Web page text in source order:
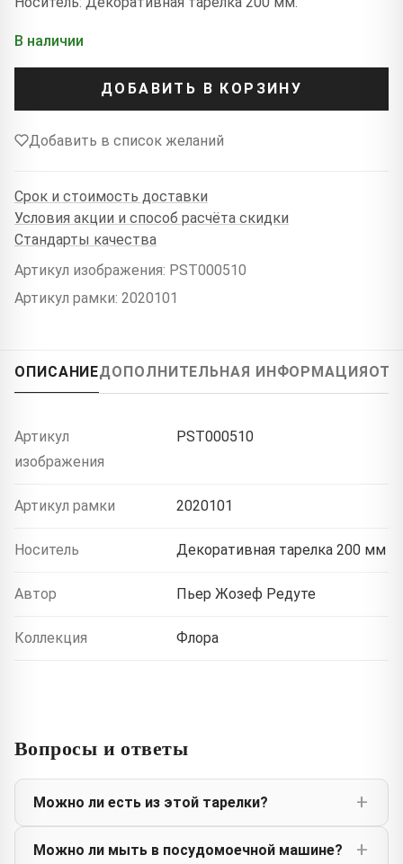
В наличии
ДОБАВИТЬ В КОРЗИНУ
Добавить в список желаний
Срок и стоимость доставки
Условия акции и способ расчёта скидки
Стандарты качества
Артикул изображения: PST000510
Артикул рамки: 2020101
ОПИСАНИЕДОПОЛНИТЕЛЬНАЯ ИНФОРМАЦИЯ
Артикул
изображения
PST000510
Артикул рамки 2020101
Носитель Декоративная тарелка 200 мм
Автор Пьер Жозеф Редуте
Коллекция Флора
Вопросы и ответы
Можно ли есть из этой тарелки?
Можно ли мыть в посудомоечной машине?